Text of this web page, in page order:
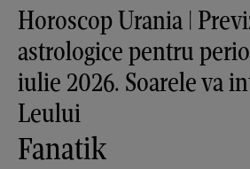
Horoscop Urania |
astrologice pentru
iulie 2026. Soarele va
Leului
Fanatik